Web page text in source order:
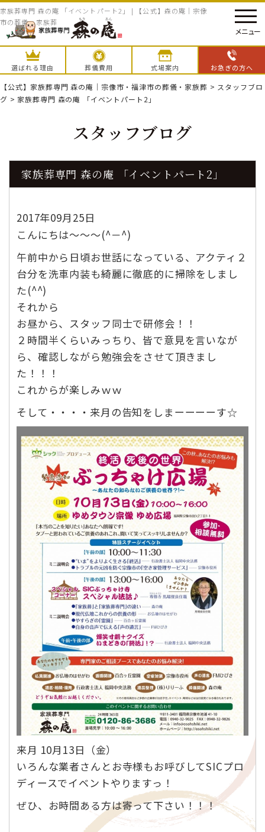
家族葬専門 森の庵 「イベントパート2」 | 【公式】森の庵｜宗像
市の葬儀・家族葬
選ばれる理由 葬儀費用 式場案内 お急ぎの方へ
メニュー
【公式】家族葬専門 森の庵｜宗像市・福津市の葬儀・家族葬 > スタッフブロ
グ > 家族葬専門 森の庵 「イベントパート2」
スタッフブログ
家族葬専門 森の庵 「イベントパート2」
2017年09月25日
こんにちは～～～(^－^)
午前中から日頃お世話になっている、アクティ２
台分を洗車内装も綺麗に徹底的に掃除をしまし
た(^^)
それから
お昼から、スタッフ同士で研修会！！
２時間半くらいみっちり、皆で意見を言いなが
ら、確認しながら勉強会をさせて頂きまし
た！！！
これからが楽しみｗｗ
そして・・・・来月の告知をしまーーーーす☆
来月 10月13日（金）
いろんな業者さんとお寺様もお呼びしてSICプロ
ディースでイベントやりますっ！
ぜひ、お時間ある方は寄って下さい！！！